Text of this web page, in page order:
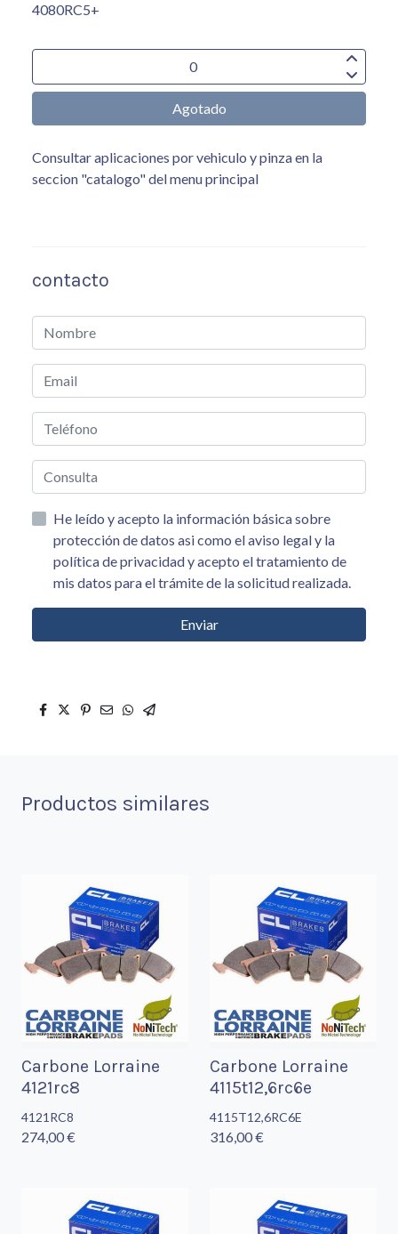
4080RC5+
Agotado
Consultar aplicaciones por vehiculo y pinza en la
seccion "catalogo" del menu principal
contacto
He leído y acepto la información básica sobre
protección de datos asi como el aviso legal y la
política de privacidad y acepto el tratamiento de
mis datos para el trámite de la solicitud realizada.
Enviar
Productos similares
Carbone Lorraine
4121rc8
4121RC8
274,00 €
Carbone Lorraine
4115t12,6rc6e
4115T12,6RC6E
316,00 €